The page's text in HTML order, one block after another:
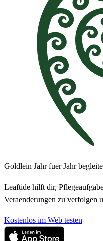
Goldlein Jahr fuer Jahr
Leaftide hilft dir,
Veraenderungen zu verfolgen
Kostenlos im Web testen